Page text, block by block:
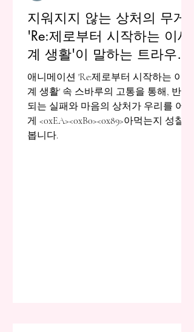
지워지지 않는 상처의 무게:
'Re:제로부터 시작하는 이세
계 생활'이 말하는 트라우마
의 실체
애니메이션 'Re:제로부터 시작하는 이세
계 생활' 속 스바루의 고통을 통해, 반복
되는 실패와 마음의 상처가 우리를 어떻
게 <0xEA><0xB0><0x89>아먹는지 성찰해
봅니다.